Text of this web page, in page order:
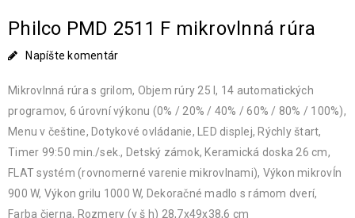
Philco PMD 2511 F mikrovlnná rúra
Napíšte komentár
Mikrovlnná rúra s grilom, Objem rúry 25 l, 14 automatických
programov, 6 úrovní výkonu (0% / 20% / 40% / 60% / 80% / 100%),
Menu v češtine, Dotykové ovládanie, LED displej, Rýchly štart,
Timer 99:50 min./sek., Detský zámok, Keramická doska 26 cm,
FLAT systém (rovnomerné varenie mikrovlnami), Výkon mikrovĺn
900 W, Výkon grilu 1000 W, Dekoračné madlo s rámom dverí,
Farba čierna, Rozmery (v š h) 28,7x49x38,6 cm